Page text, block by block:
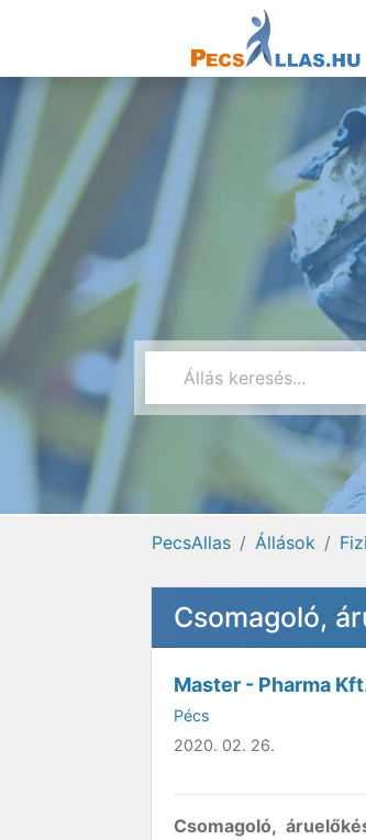
PecsAllas Állások
Csomagoló,
Master - Pharma
Pécs
2020. 02. 26.
Csomagoló,